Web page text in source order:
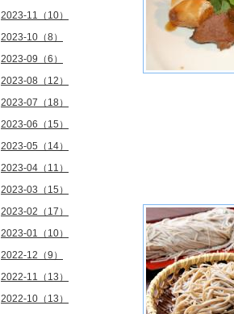
2023-11（10）
2023-10（8）
2023-09（6）
2023-08（12）
2023-07（18）
2023-06（15）
2023-05（14）
2023-04（11）
2023-03（15）
2023-02（17）
2023-01（10）
2022-12（9）
2022-11（13）
2022-10（13）